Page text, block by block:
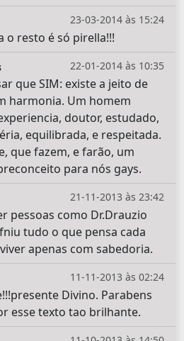
23-03-2014 às 15:24
o resto é só pirella!!!
22-01-2014 às 10:35
que SIM: existe a jeito de
harmonia. Um homem
doutor, estudado,
equilibrada, e respeitada.
que fazem, e farão, um
para nós gays.
21-11-2013 às 23:42
pessoas como Dr.Drauzio
tudo o que pensa cada
apenas com sabedoria.
11-11-2013 às 02:24
Divino. Parabens
esse texto tao brilhante.